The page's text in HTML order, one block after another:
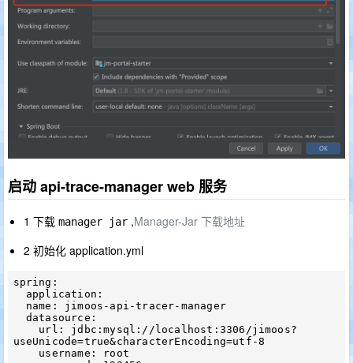
启动 api-trace-manager web 服务
1 下载 manager jar ,Manager-Jar 下载地址
2 初始化 application.yml
spring:
useUnicode=true&characterEncoding=utf-8